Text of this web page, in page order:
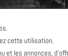
cette utilisation.
et les annonces,